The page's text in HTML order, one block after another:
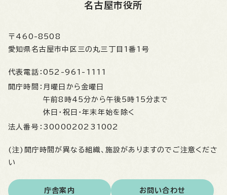
名古屋市役所
〒460-8508
愛知県名古屋市中区三の丸三丁目1番1号
代表電話： 052-961-1111
開庁時間： 月曜日から金曜日
午前8時45分から午後5時15分まで
休日・祝日・年末年始を除く
法人番号： 3000020231002
(注)開庁時間が異なる組織、施設がありますのでご注意くださ
い
庁舎案内 お問い合わせ